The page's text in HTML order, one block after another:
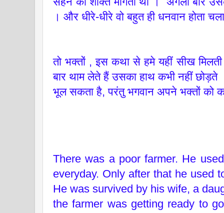
। और धीरे-धीरे वो बहुत ही धनवान होता
तो भक्तों , इस कथा से हमे यहीं सीख
बार थाम लेते हैं उसका हाथ कभी नहीं छोड़ते
भूल सकता है, परंतु भगवान अपने भक्तों को
There was a poor farmer. He
everyday. Only after that he used
He was survived by his wife, a
the farmer was getting ready to